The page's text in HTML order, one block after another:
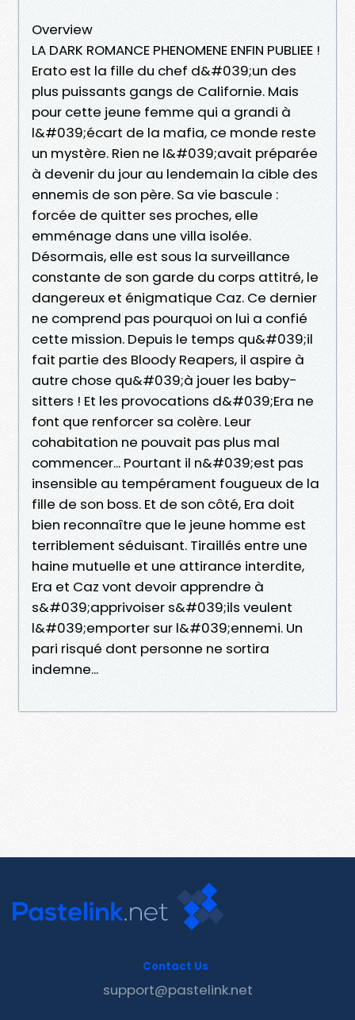
Overview
LA DARK ROMANCE PHENOMENE ENFIN PUBLIEE !
Erato est la fille du chef d&#039;un des
plus puissants gangs de Californie. Mais
pour cette jeune femme qui a grandi à
l&#039;écart de la mafia, ce monde reste
un mystère. Rien ne l&#039;avait préparée
à devenir du jour au lendemain la cible des
ennemis de son père. Sa vie bascule :
forcée de quitter ses proches, elle
emménage dans une villa isolée.
Désormais, elle est sous la surveillance
constante de son garde du corps attitré, le
dangereux et énigmatique Caz. Ce dernier
ne comprend pas pourquoi on lui a confié
cette mission. Depuis le temps qu&#039;il
fait partie des Bloody Reapers, il aspire à
autre chose qu&#039;à jouer les baby-
sitters ! Et les provocations d&#039;Era ne
font que renforcer sa colère. Leur
cohabitation ne pouvait pas plus mal
commencer... Pourtant il n&#039;est pas
insensible au tempérament fougueux de la
fille de son boss. Et de son côté, Era doit
bien reconnaître que le jeune homme est
terriblement séduisant. Tiraillés entre une
haine mutuelle et une attirance interdite,
Era et Caz vont devoir apprendre à
s&#039;apprivoiser s&#039;ils veulent
l&#039;emporter sur l&#039;ennemi. Un
pari risqué dont personne ne sortira
indemne...
Contact Us
support@pastelink.net